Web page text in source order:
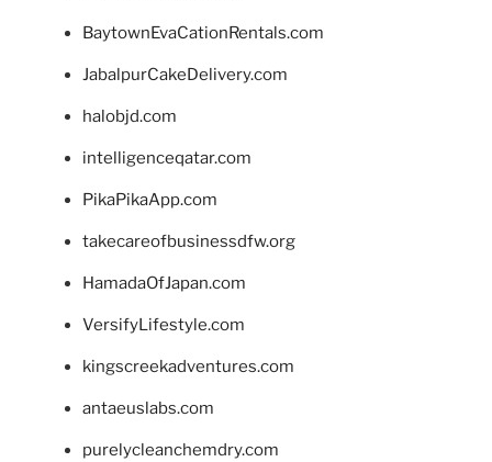
BaytownEvaCationRentals.com
JabalpurCakeDelivery.com
halobjd.com
intelligenceqatar.com
PikaPikaApp.com
takecareofbusinessdfw.org
HamadaOfJapan.com
VersifyLifestyle.com
kingscreekadventures.com
antaeuslabs.com
purelycleanchemdry.com